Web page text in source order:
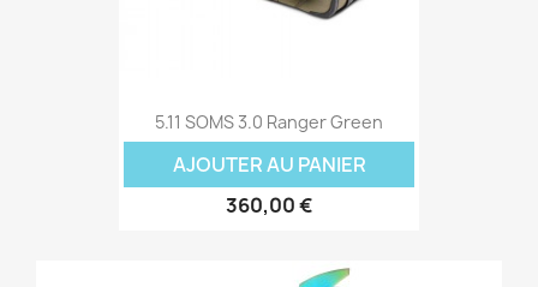
5.11 SOMS 3.0 Ranger Green
AJOUTER AU PANIER
360,00 €